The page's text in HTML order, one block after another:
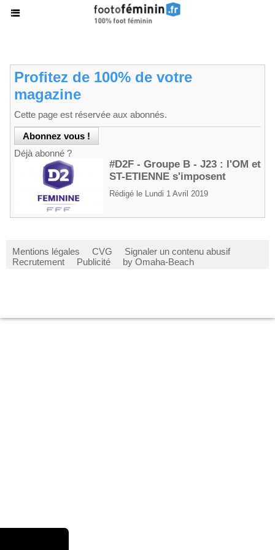
Profitez de 100% de votre
magazine
Cette page est réservée aux abonnés.
Déjà abonné ?
#D2F - Groupe B - J23 : l'OM et
ST-ETIENNE s'imposent
Rédigé le Lundi 1 Avril 2019
Mentions légales CVG
Signaler un contenu abusif
Recrutement
Publicité by Omaha-Beach